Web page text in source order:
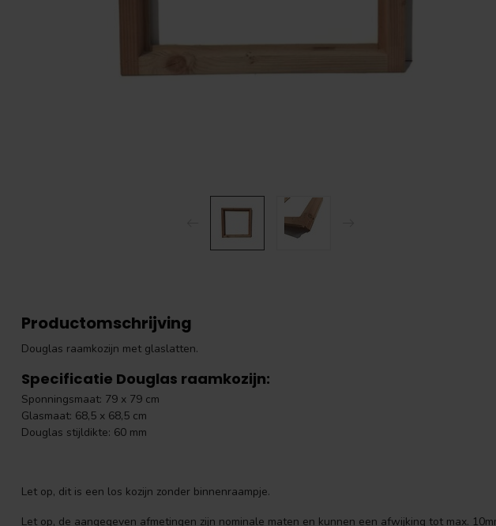
Productomschrijving
Douglas raamkozijn met glaslatten.
Specificatie Douglas raamkozijn:
Sponningsmaat: 79 x 79 cm
Glasmaat: 68,5 x 68,5 cm
Douglas stijldikte: 60 mm
Let op, dit is een los kozijn zonder binnenraampje.
Let op, de aangegeven afmetingen zijn nominale maten en kunnen een afwijking tot max.